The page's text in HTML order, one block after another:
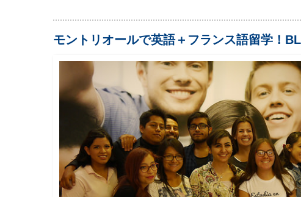
モントリオールで英語＋フランス語留学！